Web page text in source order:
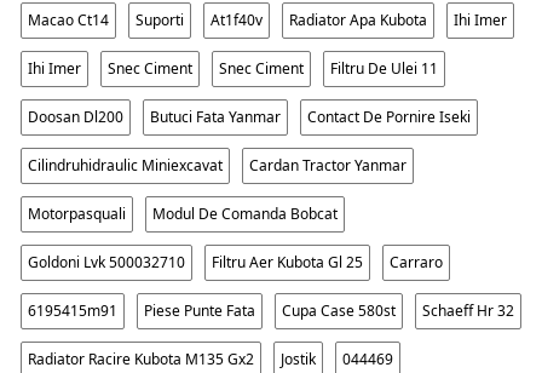
Macao Ct14 Suporti At1f40v Radiator Apa Kubota Ihi Imer
Ihi Imer Snec Ciment Snec Ciment Filtru De Ulei 11
Doosan Dl200 Butuci Fata Yanmar Contact De Pornire Iseki
Cilindruhidraulic Miniexcavat Cardan Tractor Yanmar
Motorpasquali Modul De Comanda Bobcat
Goldoni Lvk 500032710 Filtru Aer Kubota Gl 25 Carraro
6195415m91 Piese Punte Fata Cupa Case 580st Schaeff Hr 32
Radiator Racire Kubota M135 Gx2 Jostik 044469